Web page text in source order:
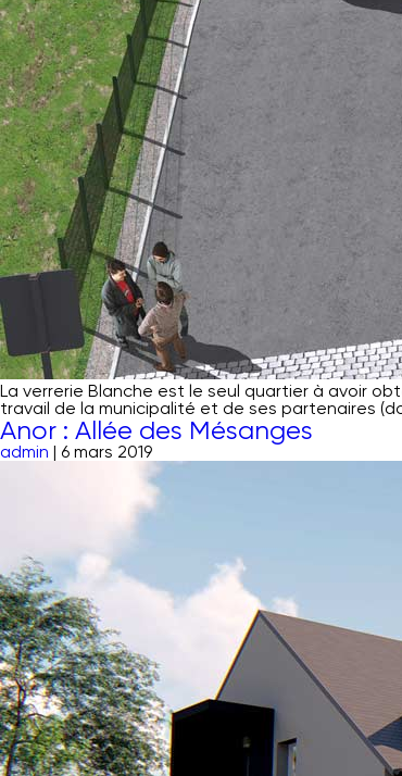
La verrerie Blanche est le seul quartier à avoir
travail de la municipalité et de ses partenaires
Anor : Allée des Mésanges
admin | 6 mars 2019